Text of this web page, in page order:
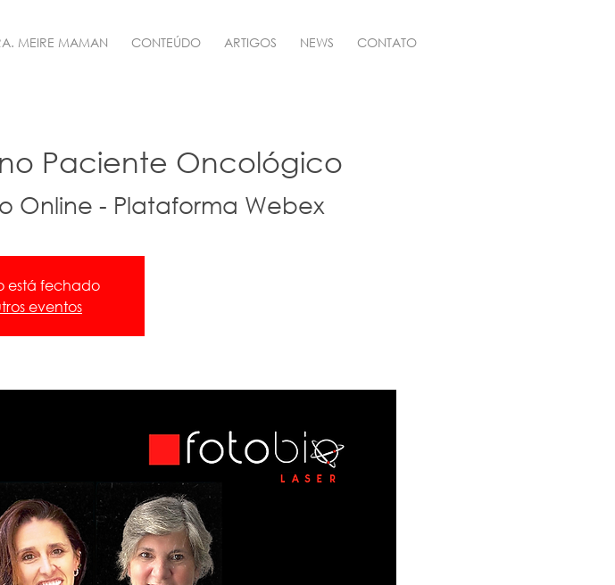
MEIRE MAMAN CONTEÚDO ARTIGOS NEWS CONTATO
Paciente Oncológico
Online - Plataforma Webex
está fechado
eventos